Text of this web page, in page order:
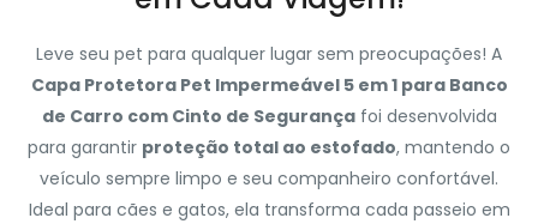
Leve seu pet para qualquer lugar sem preocupações! A
Capa Protetora Pet Impermeável 5 em 1 para Banco
de Carro com Cinto de Segurançafoi desenvolvida
para garantir proteção total ao estofado, mantendo o
veículo sempre limpo e seu companheiro confortável.
Ideal para cães e gatos, ela transforma cada passeio em